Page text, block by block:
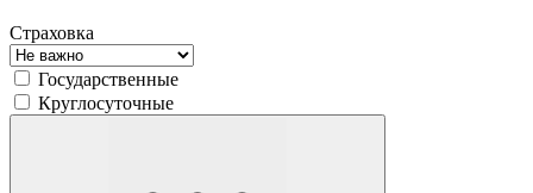
Страховка
Государственные
Круглосуточные